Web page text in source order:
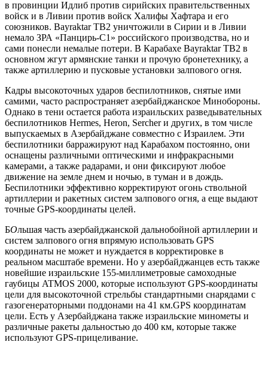
в провинции Идлиб против сирийских правительственных
войск и в Ливии против войск Халифы Хафтара и его
союзников. Bayraktar TB2 уничтожили в Сирии и в Ливии
немало ЗРА «Панцирь-С1» российского производства, но и
сами понесли немалые потери. В Карабахе Bayraktar TB2 в
основном жгут армянские танки и прочую бронетехнику, а
также артиллерию и пусковые установки залпового огня.
Кадры высокоточных ударов беспилотников, снятые ими
самими, часто распространяет азербайджанское Минобороны.
Однако в тени остается работа израильских разведывательных
беспилотников Hermes, Heron, Sercher и других, в том числе
выпускаемых в Азербайджане совместно с Израилем. Эти
беспилотники барражируют над Карабахом постоянно, они
оснащены различными оптическими и инфракрасными
камерами, а также радарами, и они фиксируют любое
движение на земле днем и ночью, в туман и в дождь.
Беспилотники эффективно корректируют огонь ствольной
артиллерии и ракетных систем залпового огня, а еще выдают
точные GPS-координаты целей.
БОльшая часть азербайджанской дальнобойной артиллерии и
систем залпового огня впрямую использовать GPS
координаты не может и нуждается в корректировке в
реальном масштабе времени. Но у азербайджанцев есть также
новейшие израильские 155-миллиметровые самоходные
гаубицы ATMOS 2000, которые используют GPS-координаты
цели для высокоточной стрельбы стандартными снарядами с
газогенераторными поддонами на 41 км.GPS координатам
цели. Есть у Азербайджана также израильские минометы и
различные ракеты дальностью до 400 км, которые также
используют GPS-прицеливание.